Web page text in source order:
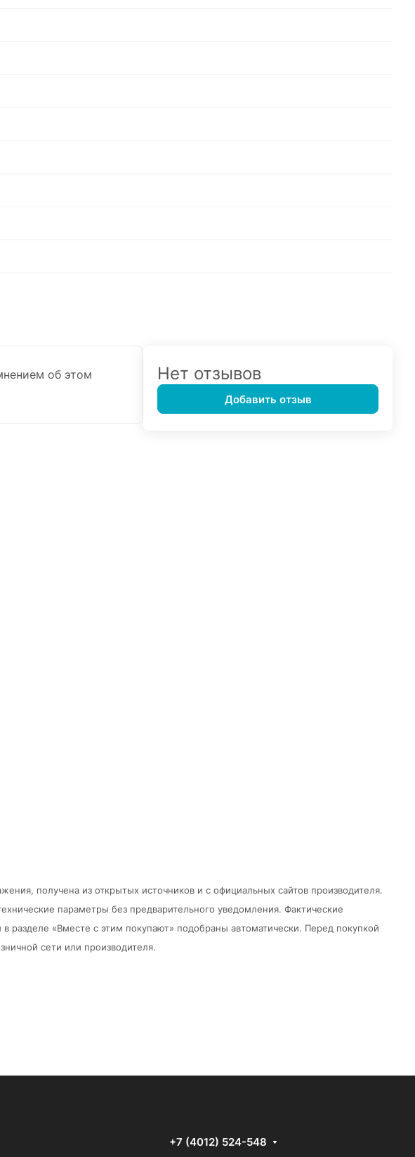
об этом
Нет отзывов
Добавить отзыв
получена из открытых источников и с официальных сайтов производителя.
параметры без предварительного уведомления. Фактические
в разделе «Вместе с этим покупают» подобраны автоматически. Перед покупкой
сети или производителя.
+7 (4012) 524-548